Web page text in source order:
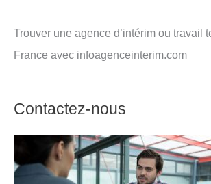
Trouver une agence d’intérim ou travail
France avec infoagenceinterim.com
Contactez-nous